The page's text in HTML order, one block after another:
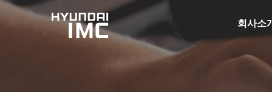
회사소